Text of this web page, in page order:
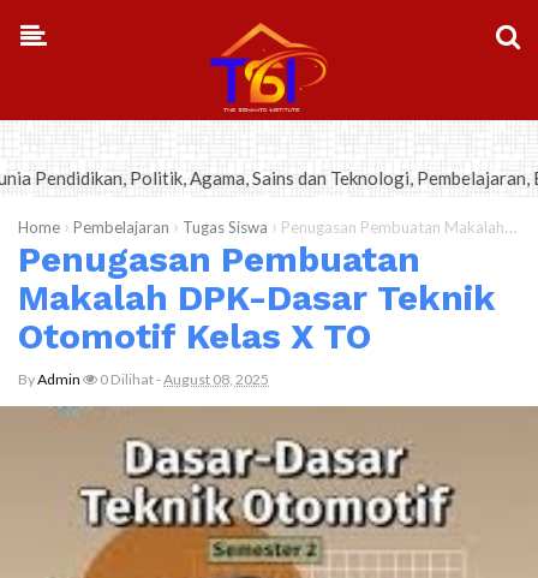
Sains dan Teknologi, Pembelajaran, Bisnis-
Home › Pembelajaran › Tugas Siswa › Penugasan Pembuatan Makalah DPK-Dasar Teknik Otomotif Kelas X TO
Penugasan Pembuatan
Makalah DPK-Dasar Teknik
Otomotif Kelas X TO
ByAdmin 0 Dilihat-August 08, 2025